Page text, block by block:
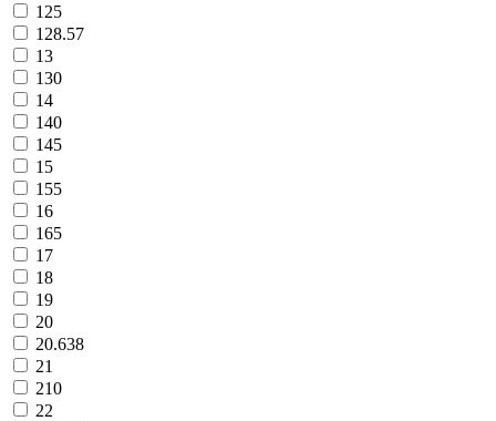
125
128.57
13
130
14
140
145
15
155
16
165
17
18
19
20
20.638
21
210
22